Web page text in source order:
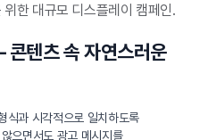
한 대규모 디스플레이 캠페인.
텐츠 속 자연스러운
식과 시각적으로 일치하도록
으면서도 광고 메시지를